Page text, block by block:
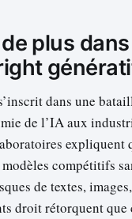
plus
dans une
de l’IA aux
expliquent
compétitifs
de textes,
droit rétorquent